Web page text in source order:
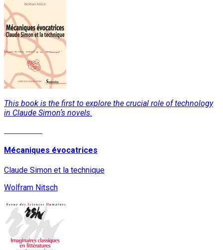
This book is the first to explore the crucial role of technology
in Claude Simonʼs novels.
Mécaniques évocatrices
Claude Simon et la technique
Wolfram Nitsch